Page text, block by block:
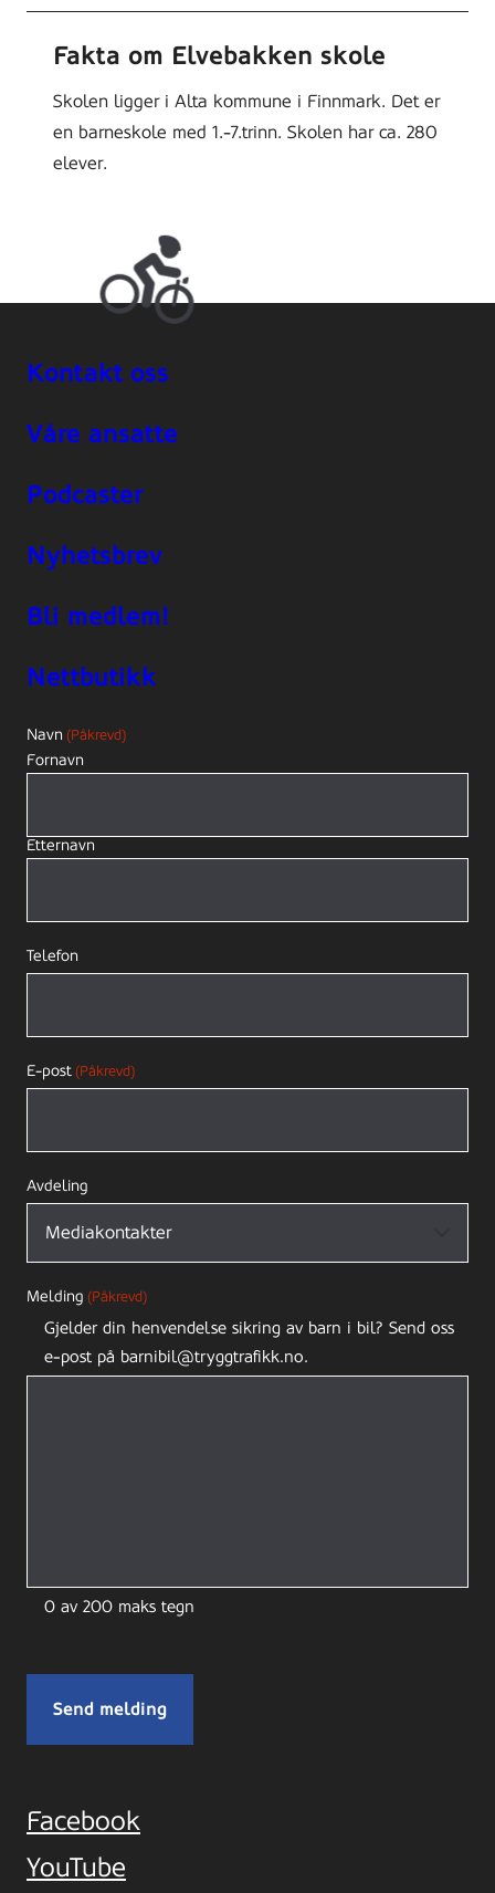
Fakta om Elvebakken skole
Skolen ligger i Alta kommune i Finnmark. Det er
en barneskole med 1.-7.trinn. Skolen har ca. 280
elever.
Kontakt oss
Våre ansatte
Podcaster
Nyhetsbrev
Bli medlem!
Nettbutikk
Navn (Påkrevd)
Fornavn
Etternavn
Telefon
E-post (Påkrevd)
Avdeling
Melding (Påkrevd)
Gjelder din henvendelse sikring av barn i bil? Send oss
e-post på barnibil@tryggtrafikk.no.
0 av 200 maks tegn
Facebook
YouTube